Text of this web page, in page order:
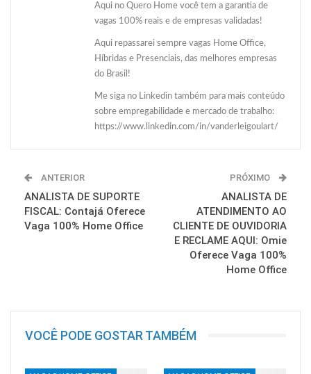
Aqui no Quero Home você tem a garantia de
vagas 100% reais e de empresas validadas!
Aqui repassarei sempre vagas Home Office,
Híbridas e Presenciais, das melhores empresas
do Brasil!
Me siga no Linkedin também para mais conteúdo
sobre empregabilidade e mercado de trabalho:
https://www.linkedin.com/in/vanderleigoulart/
ANTERIOR
ANALISTA DE SUPORTE
FISCAL: Contajá Oferece
Vaga 100% Home Office
PRÓXIMO
ANALISTA DE
ATENDIMENTO AO
CLIENTE DE OUVIDORIA
E RECLAME AQUI: Omie
Oferece Vaga 100%
Home Office
VOCÊ PODE GOSTAR TAMBÉM